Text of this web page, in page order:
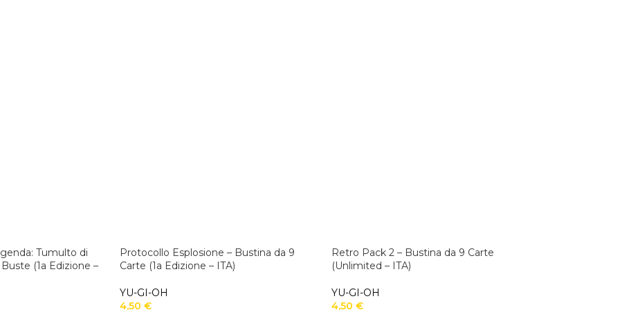
Tumulto di
(1a Edizione –
Protocollo Esplosione – Bustina da 9
Carte (1a Edizione – ITA)
YU-GI-OH
4,50 €
Retro Pack 2 – Bustina da 9 Carte
(Unlimited – ITA)
YU-GI-OH
4,50 €